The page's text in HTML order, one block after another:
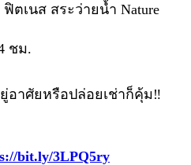
ตเนส สระว่ายน้ำ Nature
ชม.
อาศัยหรือปล่อยเช่าก็คุ้ม‼
bit.ly/3LPQ5ry